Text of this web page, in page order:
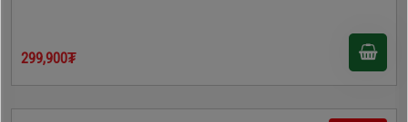
299,900₮